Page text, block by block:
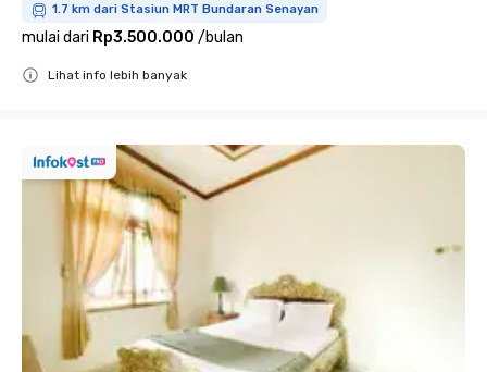
1.7 km dari Stasiun MRT Bundaran Senayan
mulai dari Rp3.500.000 /bulan
Lihat info lebih banyak